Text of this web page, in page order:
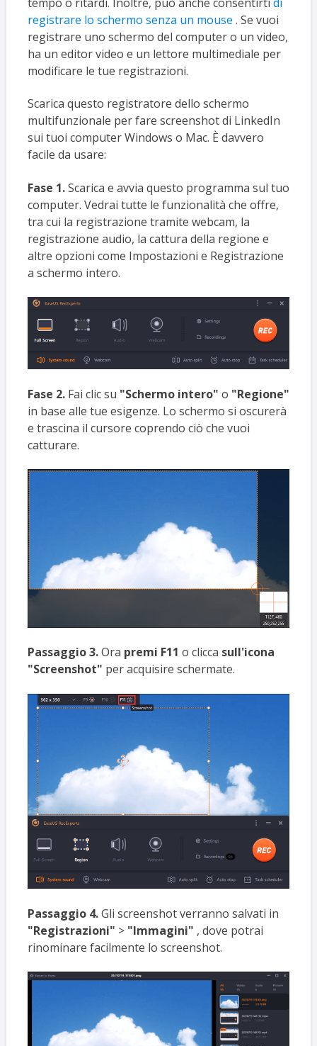
registrare lo schermo senza un mouse . Se vuoi
registrare uno schermo del computer o un video,
ha un editor video e un lettore multimediale per
modificare le tue registrazioni.
Scarica questo registratore dello schermo
multifunzionale per fare screenshot di LinkedIn
sui tuoi computer Windows o Mac. È davvero
facile da usare:
Fase 1.Scarica e avvia questo programma sul tuo
computer. Vedrai tutte le funzionalità che offre,
tra cui la registrazione tramite webcam, la
registrazione audio, la cattura della regione e
altre opzioni come Impostazioni e Registrazione
a schermo intero.
Fase 2.Fai clic su "Schermo intero" o "Regione"
in base alle tue esigenze. Lo schermo si oscurerà
e trascina il cursore coprendo ciò che vuoi
catturare.
Passaggio 3.Ora premi F11 o clicca sull'icona
"Screenshot" per acquisire schermate.
Passaggio 4.Gli screenshot verranno salvati in
"Registrazioni" > "Immagini" , dove potrai
rinominare facilmente lo screenshot.